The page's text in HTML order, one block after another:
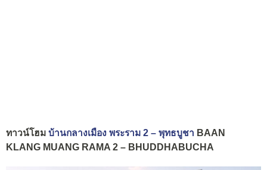
ทาวน์โฮม บ้านกลางเมือง พระราม 2 – พุทธบูชา BAAN
KLANG MUANG RAMA 2 – BHUDDHABUCHA